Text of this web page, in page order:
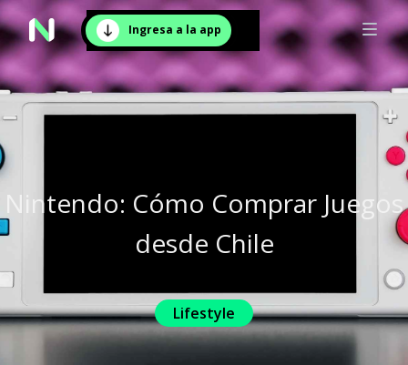
Ingresa a la app
Nintendo: Cómo Comprar Juegos
desde Chile
Lifestyle